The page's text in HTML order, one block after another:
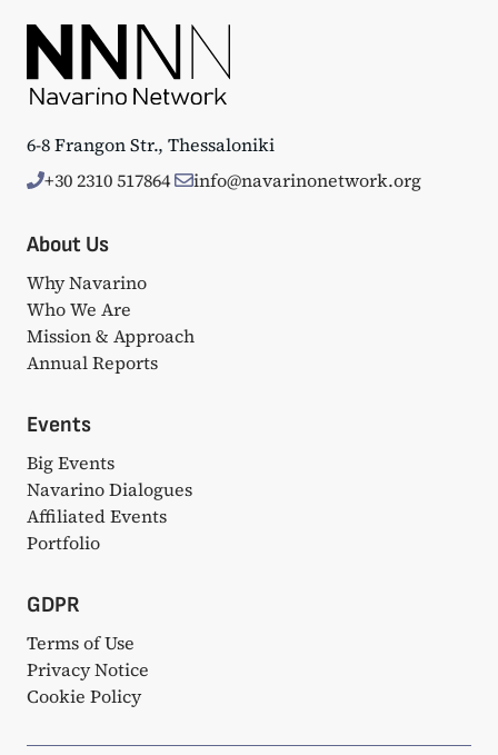
6-8 Frangon Str., Thessaloniki
+30 2310 517864
info@navarinonetwork.org
About Us
Why Navarino
Who We Are
Mission & Approach
Annual Reports
Events
Big Events
Navarino Dialogues
Affiliated Events
Portfolio
GDPR
Terms of Use
Privacy Notice
Cookie Policy